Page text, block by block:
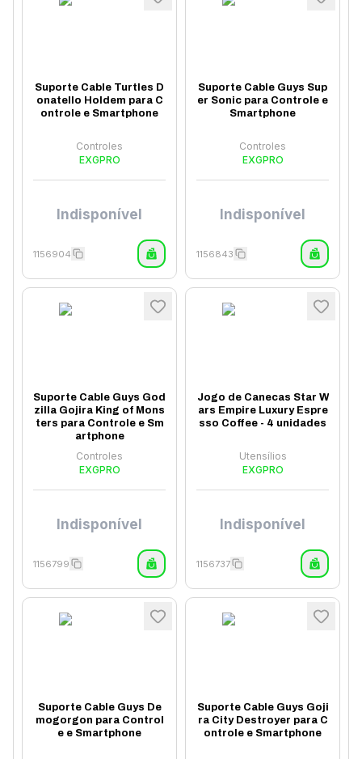
Suporte Cable Turtles D
onatello Holdem para C
ontrole e Smartphone
Controles
EXGPRO
Indisponível
1156904
Suporte Cable Guys Sup
er Sonic para Controle e
Smartphone
Controles
EXGPRO
Indisponível
1156843
Suporte Cable Guys God
zilla Gojira King of Mons
ters para Controle e Sm
artphone
Controles
EXGPRO
Indisponível
1156799
Jogo de Canecas Star W
ars Empire Luxury Espre
sso Coffee - 4 unidades
Utensílios
EXGPRO
Indisponível
1156737
Suporte Cable Guys De
mogorgon para Control
e e Smartphone
Suporte Cable Guys Goji
ra City Destroyer para C
ontrole e Smartphone